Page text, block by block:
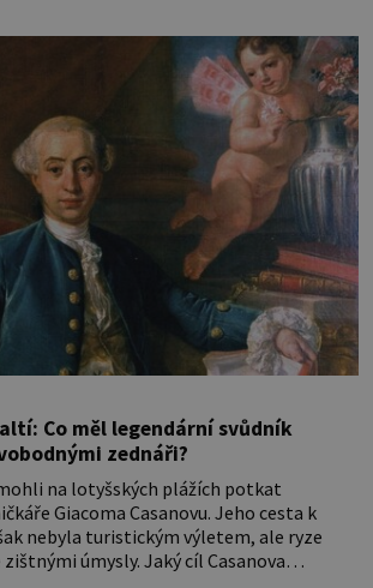
poznáváním památek ve Velkých
Co měl legendární svůdník
zednáři?
na lotyšských plážích potkat
Giacoma Casanovu. Jeho cesta k
nebyla turistickým výletem, ale ryze
úmysly. Jaký cíl Casanova